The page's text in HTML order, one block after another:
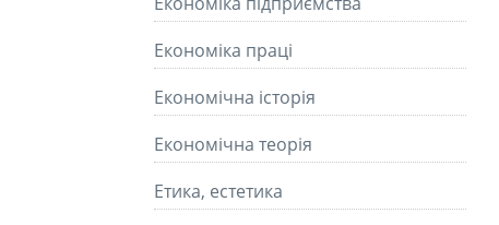
Економіка праці
Економічна історія
Економічна теорія
Етика, естетика